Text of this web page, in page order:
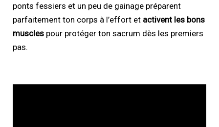
ponts fessiers et un peu de gainage préparent
parfaitement ton corps à l’effort et activent les bons
muscles pour protéger ton sacrum dès les premiers
pas.